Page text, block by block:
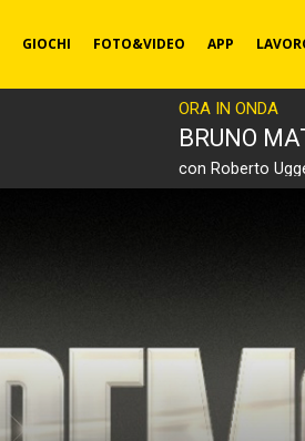
GIOCHI FOTO&VIDEO APP
ORA IN ONDA
BRUNO
con Roberto